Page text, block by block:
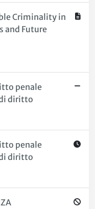
Criminality in
and Future
penale
diritto
penale
diritto